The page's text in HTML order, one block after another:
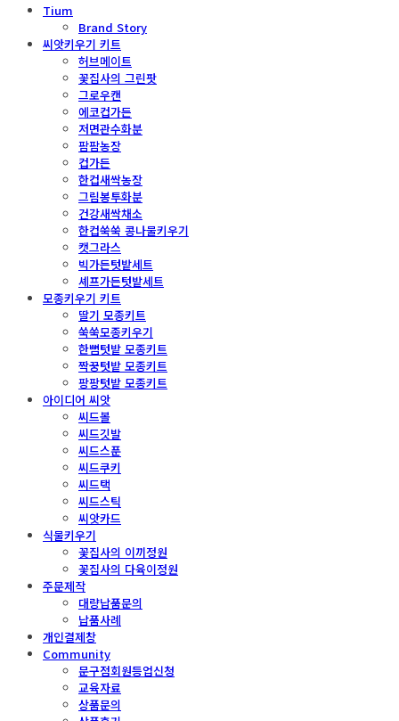
Tium
Brand Story
씨앗키우기 키트
허브메이트
꽃집사의 그린팟
그로우캔
에코컵가든
저면관수화분
팜팜농장
컵가든
한컵새싹농장
그림봉투화분
건강새싹채소
한컵쑥쑥 콩나물키우기
캣그라스
빅가든텃밭세트
셰프가든텃밭세트
모종키우기 키트
딸기 모종키트
쑥쑥모종키우기
한뼘텃밭 모종키트
짝꿍텃밭 모종키트
팡팡텃밭 모종키트
아이디어 씨앗
씨드볼
씨드깃발
씨드스푼
씨드쿠키
씨드택
씨드스틱
씨앗카드
식물키우기
꽃집사의 이끼정원
꽃집사의 다육이정원
주문제작
대량납품문의
납품사례
개인결제창
Community
문구점회원등업신청
교육자료
상품문의